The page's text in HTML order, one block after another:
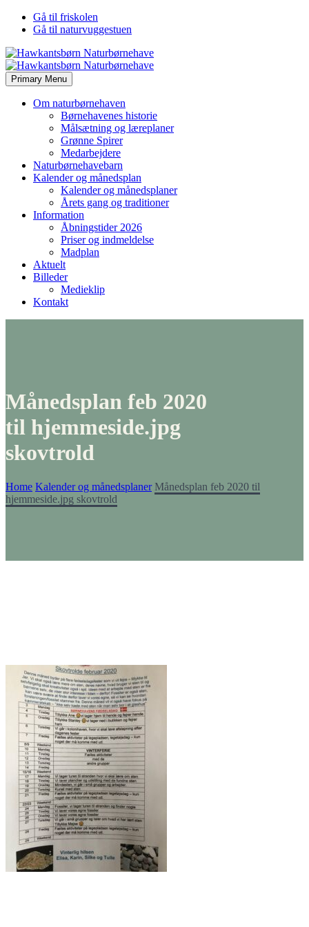
Gå til friskolen
Gå til naturvuggestuen
Primary Menu
Om naturbørnehaven
Børnehavenes historie
Målsætning og læreplaner
Grønne Spirer
Medarbejdere
Naturbørnehavebarn
Kalender og månedsplan
Kalender og månedsplaner
Årets gang og traditioner
Information
Åbningstider 2026
Priser og indmeldelse
Madplan
Aktuelt
Billeder
Medieklip
Kontakt
Månedsplan feb 2020
til hjemmeside.jpg
skovtrold
Home Kalender og månedsplaner Månedsplan feb 2020 til
hjemmeside.jpg skovtrold